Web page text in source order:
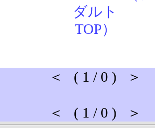
＜ ( 1 / 0 ) ＞
＜ ( 1 / 0 ) ＞